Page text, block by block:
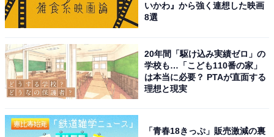
※回答者からのコメントは原文ママです
この記事の執筆者：
フリーライター及び編集補佐。スポーツの現場を取材する傍ら、テ
いかわ』から強く連想した映画
8選
20年間「駆け込み実績ゼロ」の
学校も…「こども110番の家」
は本当に必要？ PTAが直面する
理想と現実
「青春18きっぷ」販売激減の裏